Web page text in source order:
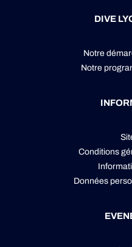
DIVE
Notre
Notre
Conditions
Données